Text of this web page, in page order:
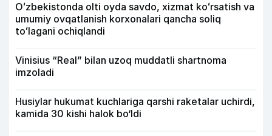
Oʻzbekistonda olti oyda savdo, xizmat koʻrsatish va
umumiy ovqatlanish korxonalari qancha soliq
toʻlagani ochiqlandi
Vinisius “Real” bilan uzoq muddatli shartnoma
imzoladi
Husiylar hukumat kuchlariga qarshi raketalar uchirdi,
kamida 30 kishi halok bo‘ldi